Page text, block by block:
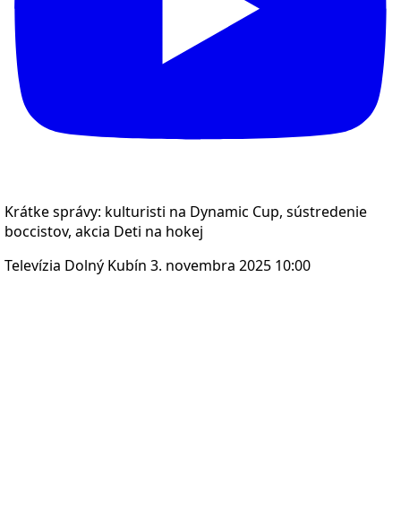
Krátke správy: kulturisti na Dynamic Cup, sústredenie
boccistov, akcia Deti na hokej
Televízia Dolný Kubín 3. novembra 2025 10:00